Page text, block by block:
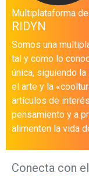
Multiplataforma
RIDYN
Somos una
tal y como lo
única, siguiendo
el arte y la
artículos de
pensamiento y a
alimenten la vida
Conecta con